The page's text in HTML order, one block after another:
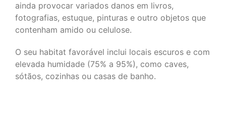
ainda provocar variados danos em livros,
fotografias, estuque, pinturas e outro objetos que
contenham amido ou celulose.
O seu habitat favorável inclui locais escuros e com
elevada humidade (75% a 95%), como caves,
sótãos, cozinhas ou casas de banho.